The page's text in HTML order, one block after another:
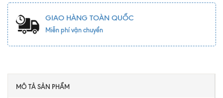
GIAO HÀNG TOÀN QUỐC
Miễn phí vận chuyển
MÔ TẢ SẢN PHẨM